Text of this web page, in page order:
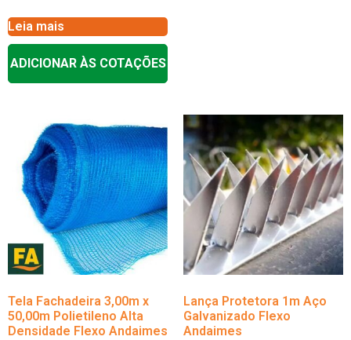
Leia mais
ADICIONAR ÀS COTAÇÕES
Tela Fachadeira 3,00m x
50,00m Polietileno Alta
Densidade Flexo Andaimes
Lança Protetora 1m Aço
Galvanizado Flexo
Andaimes